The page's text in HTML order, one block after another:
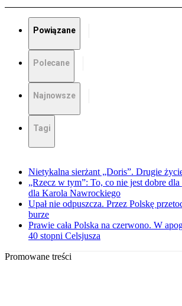
Powiązane
Polecane
Najnowsze
Tagi
Nietykalna sierżant „Doris”. Drugie
„Rzecz w tym”: To, co nie jest dobre
dla Karola Nawrockiego
Upał nie odpuszcza. Przez Polskę
burze
Prawie cała Polska na czerwono. W
40 stopni Celsjusza
Promowane treści